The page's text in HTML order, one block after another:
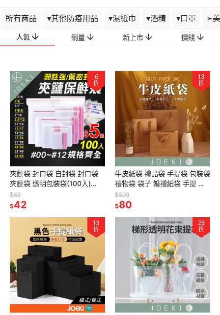
所有商品 ▾其他防疫用品 ▾濕紙巾 ▾酒精 ▾口罩 ➣
人氣 銷量 新上市 價錢
6
折
夾鏈袋 封口袋 自封袋 封口袋
夾鏈袋 透明包裝袋(100入)
【BC0004】
$69
$42
13
折
牛皮紙袋 禮品袋 手提袋 包裝袋
禮物袋 袋子 婚禮紙袋 手提 紙
袋【SN0214】
$599
$80
13
折
28
折